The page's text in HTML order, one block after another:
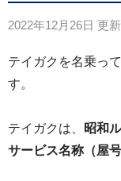
2022年12月26日 更新
テイガクを名乗っ
す。
テイガクは、 昭和
サービス名称（屋号